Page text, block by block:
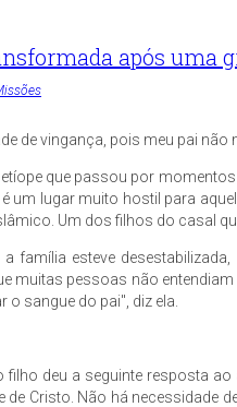
após uma
de vingança, pois meu pai
que passou por
é um lugar muito hostil para
Um dos filhos do casal
família esteve
muitas pessoas não
o sangue do pai", diz ela.
filho deu a seguinte resposta
de Cristo. Não há necessidade